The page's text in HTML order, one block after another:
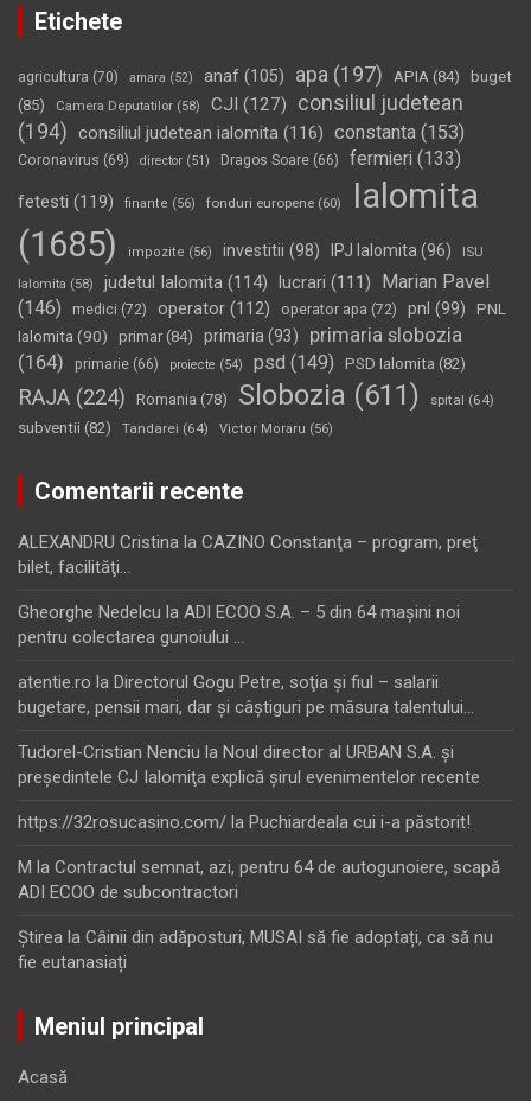
Etichete
agricultura (70) amara (52) anaf (105) apa (197) APIA (84)
buget
(85)
Camera Deputatilor (58) CJI (127)
consiliul judetean
(194) consiliul judetean ialomita (116) constanta (153)
Coronavirus (69) director (51) Dragos Soare (66) fermieri (133)
fetesti (119) finante (56) fonduri europene (60)
Ialomita
(1685)
impozite (56) investitii (98) IPJ Ialomita (96) ISU
Ialomita (58) judetul Ialomita (114) lucrari (111)
Marian Pavel
(146)
medici (72) operator (112) operator apa (72) pnl (99)
PNL
Ialomita (90) primar(84) primaria (93)
primaria slobozia
(164)
primarie (66) proiecte (54) psd (149) PSD Ialomita (82)
RAJA (224) Romania (78) Slobozia (611) spital (64)
subventii (82) Tandarei (64) Victor Moraru (56)
Comentarii recente
ALEXANDRU Cristina la CAZINO Constanţa – program, preţ
bilet, facilităţi…
Gheorghe Nedelcu la ADI ECOO S.A. – 5 din 64 maşini noi
pentru colectarea gunoiului …
atentie.ro la Directorul Gogu Petre, soţia şi fiul – salarii
bugetare, pensii mari, dar şi câştiguri pe măsura talentului…
Tudorel-Cristian Nenciu la Noul director al URBAN S.A. şi
preşedintele CJ Ialomiţa explică şirul evenimentelor recente
https://32rosucasino.com/ la Puchiardeala cui i-a păstorit!
M la Contractul semnat, azi, pentru 64 de autogunoiere, scapă
ADI ECOO de subcontractori
Ştirea la Câinii din adăposturi, MUSAI să fie adoptați, ca să nu
fie eutanasiați
Meniul principal
Acasă